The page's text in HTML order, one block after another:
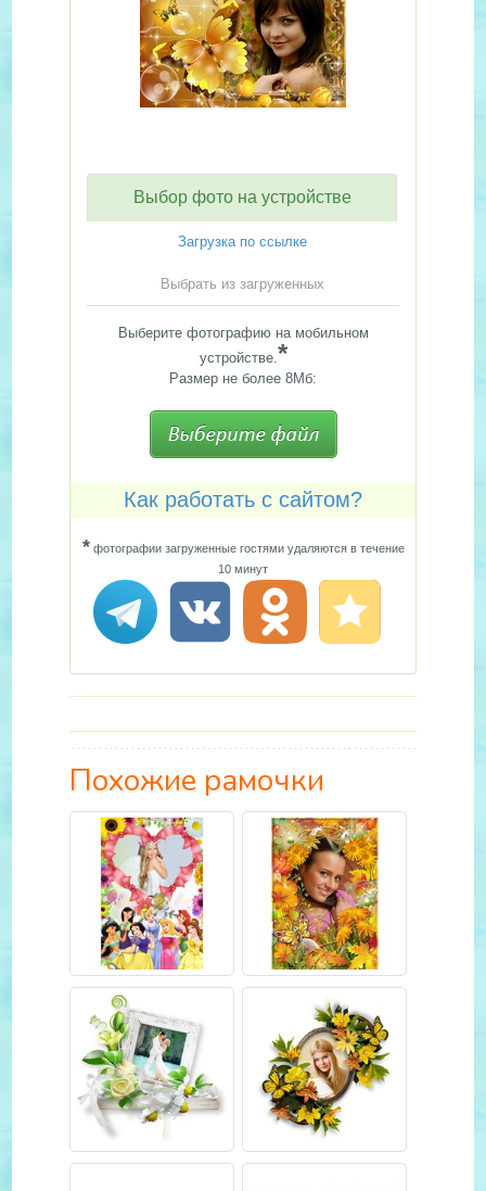
Выбор фото на устройстве
Загрузка по ссылке
Выбрать из загруженных
Выберите фотографию на мобильном
устройстве.*
Размер не более 8Мб:
Как работать с сайтом?
*фотографии загруженные гостями удаляются в течение
10 минут
Похожие рамочки